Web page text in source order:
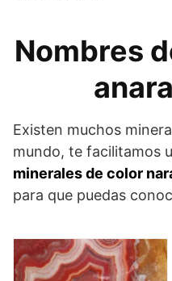
Nombres
Existen muchos
mundo, te facilitamos
minerales de color
para que puedas